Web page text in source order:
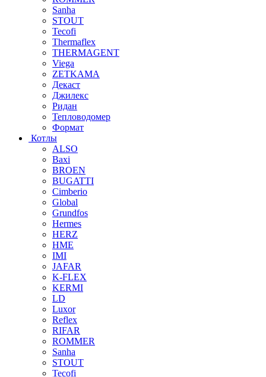
Sanha
STOUT
Tecofi
Thermaflex
THERMAGENT
Viega
ZETKAMA
Декаст
Джилекс
Ридан
Тепловодомер
Формат
Котлы
ALSO
Baxi
BROEN
BUGATTI
Cimberio
Global
Grundfos
Hermes
HERZ
HME
IMI
JAFAR
K-FLEX
KERMI
LD
Luxor
Reflex
RIFAR
ROMMER
Sanha
STOUT
Tecofi